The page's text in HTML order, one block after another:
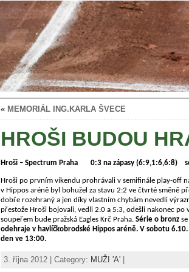
« MEMORIÁL ING.KARLA ŠVECE
HROŠI BUDOU
Hroši – Spectrum Praha 0:3 na zápasy (6:9,1:6,6:8)
Hroši po prvním víkendu prohrávali v semifinále play-off
v Hippos aréně byl bohužel za stavu 2:2 ve čtvrté směně
dobře rozehraný a jen díky vlastním chybám nevedli
přestože Hroši bojovali, vedli 2:0 a 5:3, odešli nakonec
soupeřem bude pražská Eagles Krč Praha. Série o bronz
odehraje v havlíčkobrodské Hippos aréně. V sobotu
den ve 13:00.
3. října 2012 | Category: MUŽI 'A'